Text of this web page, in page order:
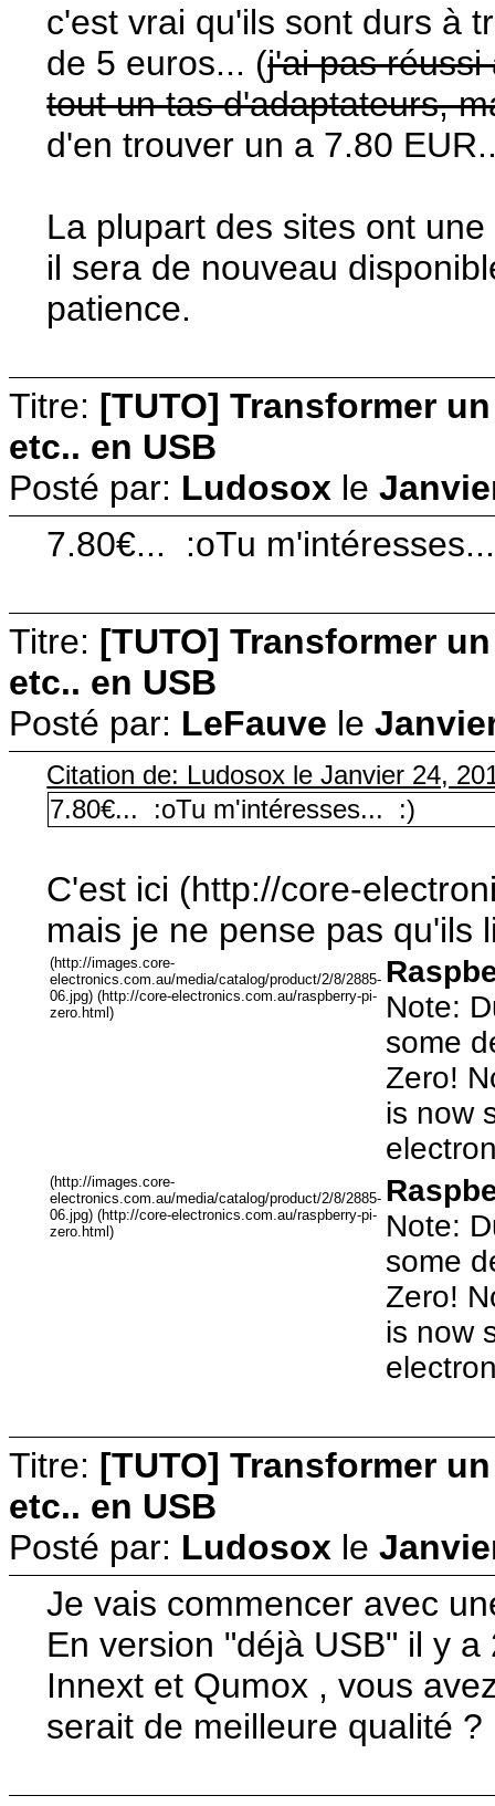
c'est vrai qu'ils sont durs à
de 5 euros... (j'ai pas réussi
tout un tas d'adaptateurs,
d'en trouver un a 7.80
La plupart des sites ont
il sera de nouveau
patience.
Titre: [TUTO] Transformer
etc.. en USB
Posté par: Ludosox le
7.80€... :oTu
Titre: [TUTO] Transformer
etc.. en USB
Posté par: LeFauve le
Citation de: Ludosox le Janvier 24,
7.80€... :oTu m'intéresses... :)
C'est ici (http://core-
mais je ne pense pas qu'ils
(http://images.core-
electronics.com.au/media/catalog/product/2/8/2885-
06.jpg) (http://core-electronics.com.au/raspberry-pi-
zero.html)
Note:
some
Zero!
is now
(http://images.core-
electronics.com.au/media/catalog/product/2/8/2885-
06.jpg) (http://core-electronics.com.au/raspberry-pi-
zero.html)
Note:
some
Zero!
is now
Titre: [TUTO] Transformer
etc.. en USB
Posté par: Ludosox le
Je vais commencer avec
En version "déjà USB" il y
Innext et Qumox , vous
serait de meilleure qualité ?